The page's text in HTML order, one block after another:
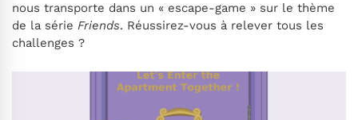
nous transporte dans un « escape-game » sur le thème
de la série Friends. Réussirez-vous à relever tous les
challenges ?